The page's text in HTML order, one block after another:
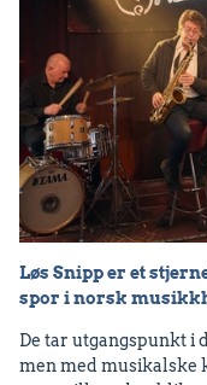
Løs Snipp er et
spor i norsk
De tar utgangspunkt i
men med musikalske